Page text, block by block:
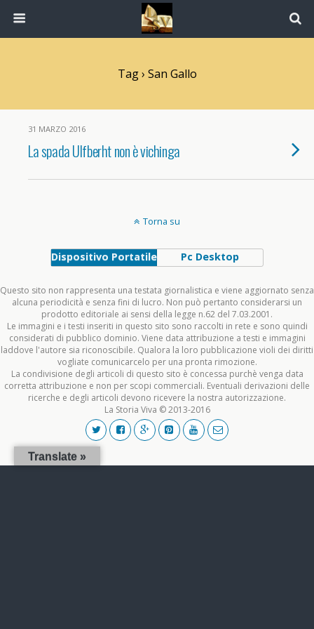
Tag › San Gallo
31 MARZO 2016
La spada Ulfberht non è vichinga
Torna su
Dispositivo Portatile Pc Desktop
Questo sito non rappresenta una testata giornalistica e viene aggiornato senza
alcuna periodicità e senza fini di lucro. Non può pertanto considerarsi un
prodotto editoriale ai sensi della legge n.62 del 7.03.2001.
Le immagini e i testi inseriti in questo sito sono raccolti in rete e sono quindi
considerati di pubblico dominio. Viene data attribuzione a testi e immagini
laddove l'autore sia riconoscibile. Qualora la loro pubblicazione violi dei diritti
vogliate comunicarcelo per una pronta rimozione.
La condivisione degli articoli di questo sito è concessa purchè venga data
corretta attribuzione e non per scopi commerciali. Eventuali derivazioni delle
ricerche e degli articoli devono ricevere la nostra autorizzazione.
La Storia Viva © 2013-2016
Translate »